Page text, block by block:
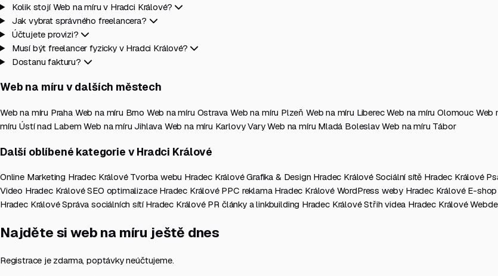
Kolik stojí Web na míru v Hradci Králové?
Jak vybrat správného freelancera?
Účtujete provizi?
Musí být freelancer fyzicky v Hradci Králové?
Dostanu fakturu?
Web na míru v dalších městech
Web na míru Praha Web na míru Brno Web na míru OstravaWeb na míru Plzeň Web na míru LiberecWeb na míru Olomouc Web
míru Ústí nad LabemWeb na míru Jihlava Web na míru Karlovy VaryWeb na míru Mladá BoleslavWeb na míru Tábor
Další oblíbené kategorie v Hradci Králové
Online Marketing Hradec Králové Tvorba webu Hradec KrálovéGrafika & Design Hradec Králové Sociální sítě Hradec Králové
Video Hradec KrálovéSEO optimalizace Hradec Králové PPC reklama Hradec Králové WordPress weby Hradec Králové E-
Hradec KrálovéSpráva sociálních sítí Hradec Králové PR články a linkbuilding Hradec KrálovéStřih videa Hradec Králové
Najděte si web na míru ještě dnes
Registrace je zdarma, poptávky neúčtujeme.